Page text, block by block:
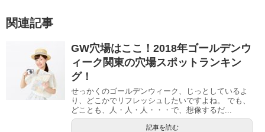
関連記事
GW穴場はここ！2018年ゴールデンウ
ィーク関東の穴場スポットランキン
グ！
せっかくのゴールデンウィーク、じっとしているよ
り、どこかでリフレッシュしたいですよね。 でも、
どことも、人・人・人・・・で、想像するだ...
記事を読む